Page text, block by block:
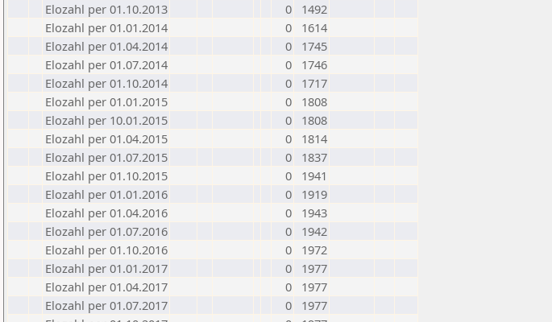
Elozahl per 01.10.2013
0
1492
Elozahl per 01.01.2014
0
1614
Elozahl per 01.04.2014
0
1745
Elozahl per 01.07.2014
0
1746
Elozahl per 01.10.2014
0
1717
Elozahl per 01.01.2015
0
1808
Elozahl per 10.01.2015
0
1808
Elozahl per 01.04.2015
0
1814
Elozahl per 01.07.2015
0
1837
Elozahl per 01.10.2015
0
1941
Elozahl per 01.01.2016
0
1919
Elozahl per 01.04.2016
0
1943
Elozahl per 01.07.2016
0
1942
Elozahl per 01.10.2016
0
1972
Elozahl per 01.01.2017
0
1977
Elozahl per 01.04.2017
0
1977
Elozahl per 01.07.2017
0
1977